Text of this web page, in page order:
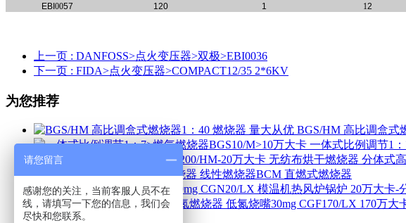
EBI0057 120 1 12
上一页 : DANFOSS>点火变压器>双极>EBI0036
下一页 : FIDA>点火变压器>COMPACT12/35 2*6KV
为您推荐
BGS/HM 高比调盒式
一体式比例调节1
分体式
线性燃烧器BCM 直燃式燃烧器
20万大卡-
170万大
请您留言
感谢您的关注，当前客服人员不在
线，请填写一下您的信息，我们会
尽快和您联系。